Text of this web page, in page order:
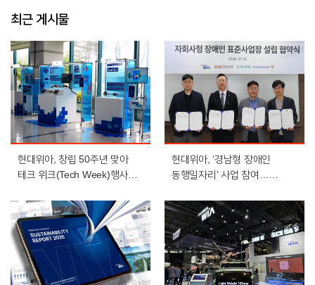
최근 게시물
현대위아, 창립 50주년 맞아
테크 위크(Tech Week)행사
현대위아, ‘경남형 장애인
동행일자리’ 사업 참여…